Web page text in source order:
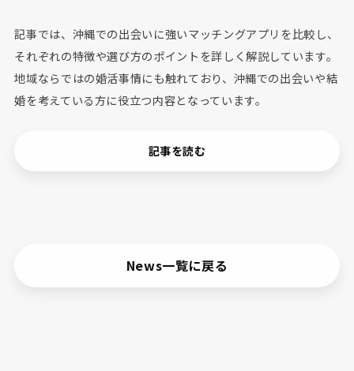
記事では、沖縄での出会いに強いマッチングアプリを比較し、
それぞれの特徴や選び方のポイントを詳しく解説しています。
地域ならではの婚活事情にも触れており、沖縄での出会いや結
婚を考えている方に役立つ内容となっています。
記事を読む
News一覧に戻る